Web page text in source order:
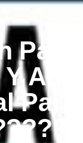
Para
Para